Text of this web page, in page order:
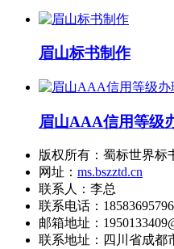
眉山标书制作
眉山AAA信用等级
版权所有：蜀标世界标
网址： ms.bszztd.cn
联系人：李总
联系电话：18583695796
邮箱地址：
联系地址： 四川省成都